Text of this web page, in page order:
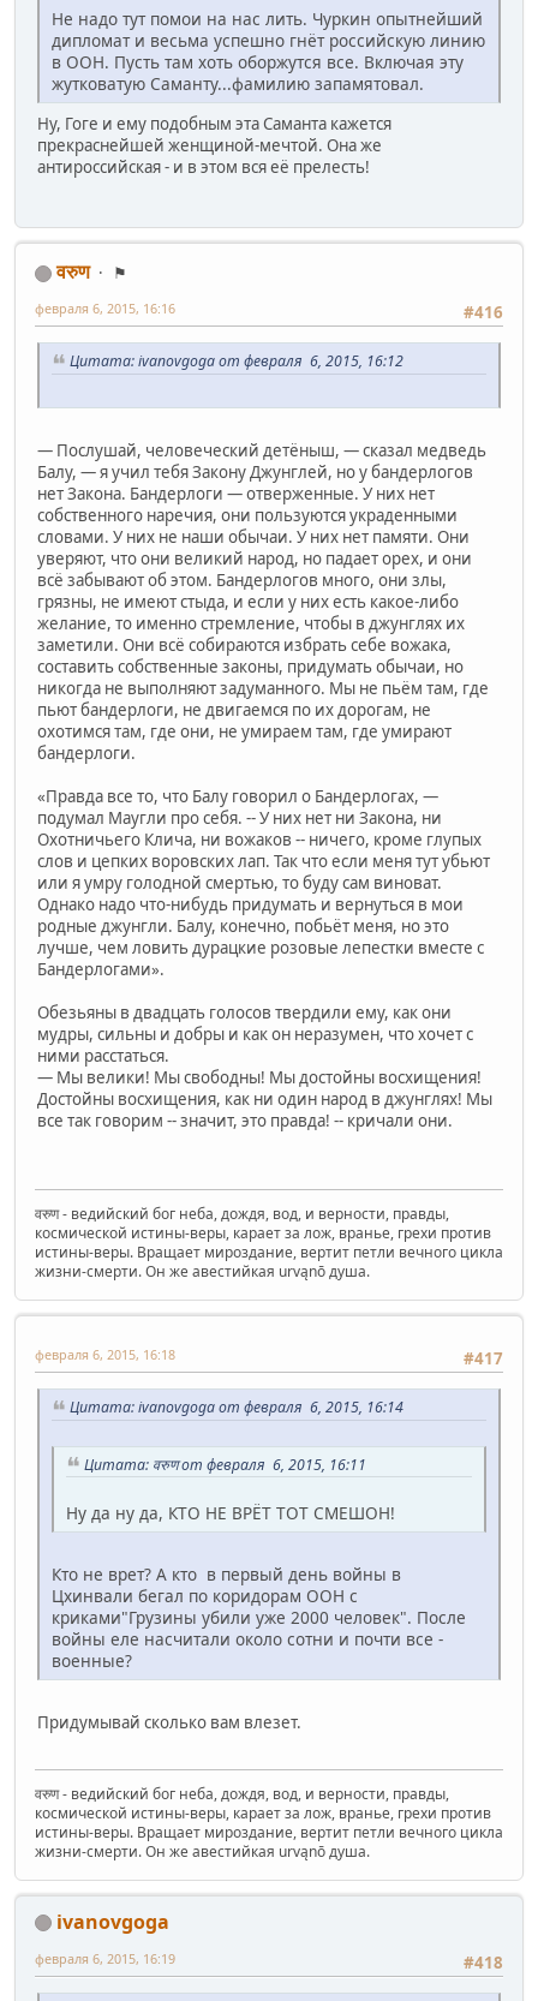
Не надо тут помои на нас лить. Чуркин опытнейший
дипломат и весьма успешно гнёт российскую линию
в ООН. Пусть там хоть оборжутся все. Включая эту
жутковатую Саманту...фамилию запамятовал.
Ну, Гоге и ему подобным эта Саманта кажется
прекраснейшей женщиной-мечтой. Она же
антироссийская - и в этом вся её прелесть!
वरुण
⚑
#416
февраля 6, 2015, 16:16
Цитата: ivanovgoga от февраля 6, 2015, 16:12
— Послушай, человеческий детёныш, — сказал медведь
Балу, — я учил тебя Закону Джунглей, но у бандерлогов
нет Закона. Бандерлоги — отверженные. У них нет
собственного наречия, они пользуются украденными
словами. У них не наши обычаи. У них нет памяти. Они
уверяют, что они великий народ, но падает орех, и они
всё забывают об этом. Бандерлогов много, они злы,
грязны, не имеют стыда, и если у них есть какое-либо
желание, то именно стремление, чтобы в джунглях их
заметили. Они всё собираются избрать себе вожака,
составить собственные законы, придумать обычаи, но
никогда не выполняют задуманного. Мы не пьём там, где
пьют бандерлоги, не двигаемся по их дорогам, не
охотимся там, где они, не умираем там, где умирают
бандерлоги.
«Правда все то, что Балу говорил о Бандерлогах, —
подумал Маугли про себя. -- У них нет ни Закона, ни
Охотничьего Клича, ни вожаков -- ничего, кроме глупых
слов и цепких воровских лап. Так что если меня тут убьют
или я умру голодной смертью, то буду сам виноват.
Однако надо что-нибудь придумать и вернуться в мои
родные джунгли. Балу, конечно, побьёт меня, но это
лучше, чем ловить дурацкие розовые лепестки вместе с
Бандерлогами».
Обезьяны в двадцать голосов твердили ему, как они
мудры, сильны и добры и как он неразумен, что хочет с
ними расстаться.
— Мы велики! Мы свободны! Мы достойны восхищения!
Достойны восхищения, как ни один народ в джунглях! Мы
все так говорим -- значит, это правда! -- кричали они.
वरुण - ведийский бог неба, дождя, вод, и верности, правды,
космической истины-веры, карает за лож, вранье, грехи против
истины-веры. Вращает мироздание, вертит петли вечного цикла
жизни-смерти. Он же авестийкая urvąnō душа.
#417
февраля 6, 2015, 16:18
Цитата: ivanovgoga от февраля 6, 2015, 16:14
Цитата: वरुण от февраля 6, 2015, 16:11
Ну да ну да, КТО НЕ ВРЁТ ТОТ СМЕШОН!
Кто не врет? А кто в первый день войны в
Цхинвали бегал по коридорам ООН с
криками"Грузины убили уже 2000 человек". После
войны еле насчитали около сотни и почти все -
военные?
Придумывай сколько вам влезет.
वरुण - ведийский бог неба, дождя, вод, и верности, правды,
космической истины-веры, карает за лож, вранье, грехи против
истины-веры. Вращает мироздание, вертит петли вечного цикла
жизни-смерти. Он же авестийкая urvąnō душа.
ivanovgoga
#418
февраля 6, 2015, 16:19